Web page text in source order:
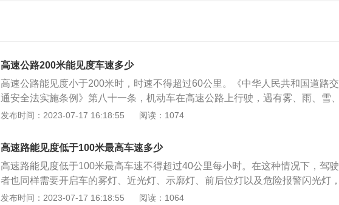
高速公路200米能见度车速多少
高速公路能见度小于200米时，时速不得超过60公里。《中华人民共和国道路交
通安全法实施条例》第八十一条，机动车在高速公路上行驶，遇有雾、雨、雪、
沙尘、冰雹等低能见度气象条件时，应当遵守下列规定：(一)能见度小于200米
车道前车保持100米以上的距离；(二)能见度小于100米时，开启雾灯、近光灯、
示廓灯、前后位灯和危险报警闪光灯，车速不得超过每小时40公里，与同车道前
车保持50米以上的距离；(三)能见度小于50米时，开启雾灯、近光灯、示廓灯、
前后位灯和危险报警闪光灯，车速不得超过每小时20公里，并从最近的出口尽快
驶离高速公路。遇有前款规定情形时，高速公路管理部门应当通过显示屏等方式
发布时间：2023-07-17 16:18:55 阅读：1074
高速路能见度低于100米最高车速多少
高速路能见度低于100米最高车速不得超过40公里每小时。在这种情况下，驾驶
者也同样需要开启车的雾灯、近光灯、示廓灯、前后位灯以及危险报警闪光灯，
保证前面和后面行驶的车辆能够较容易发现车辆的存在。此外，如果车辆驾驶在
发布时间：2023-07-17 16:18:55 阅读：1064